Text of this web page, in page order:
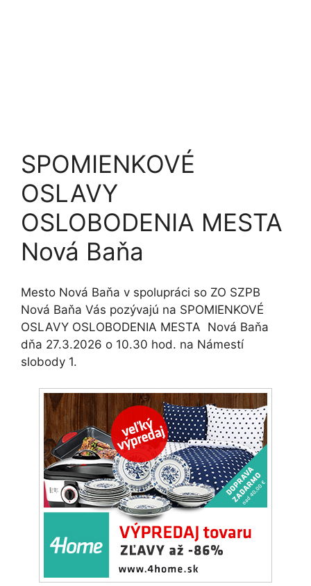
SPOMIENKOVÉ
OSLAVY
OSLOBODENIA MESTA
Nová Baňa
Mesto Nová Baňa v spolupráci so ZO SZPB
Nová Baňa Vás pozývajú na SPOMIENKOVÉ
OSLAVY OSLOBODENIA MESTA Nová Baňa
dňa 27.3.2026 o 10.30 hod. na Námestí
slobody 1.